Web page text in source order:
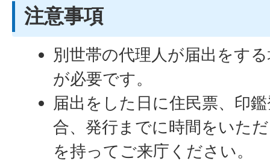
注意事項
別世帯の代理人が届出をす
が必要です。
届出をした日に住民票、印
合、発行までに時間をいた
を持ってご来庁ください。